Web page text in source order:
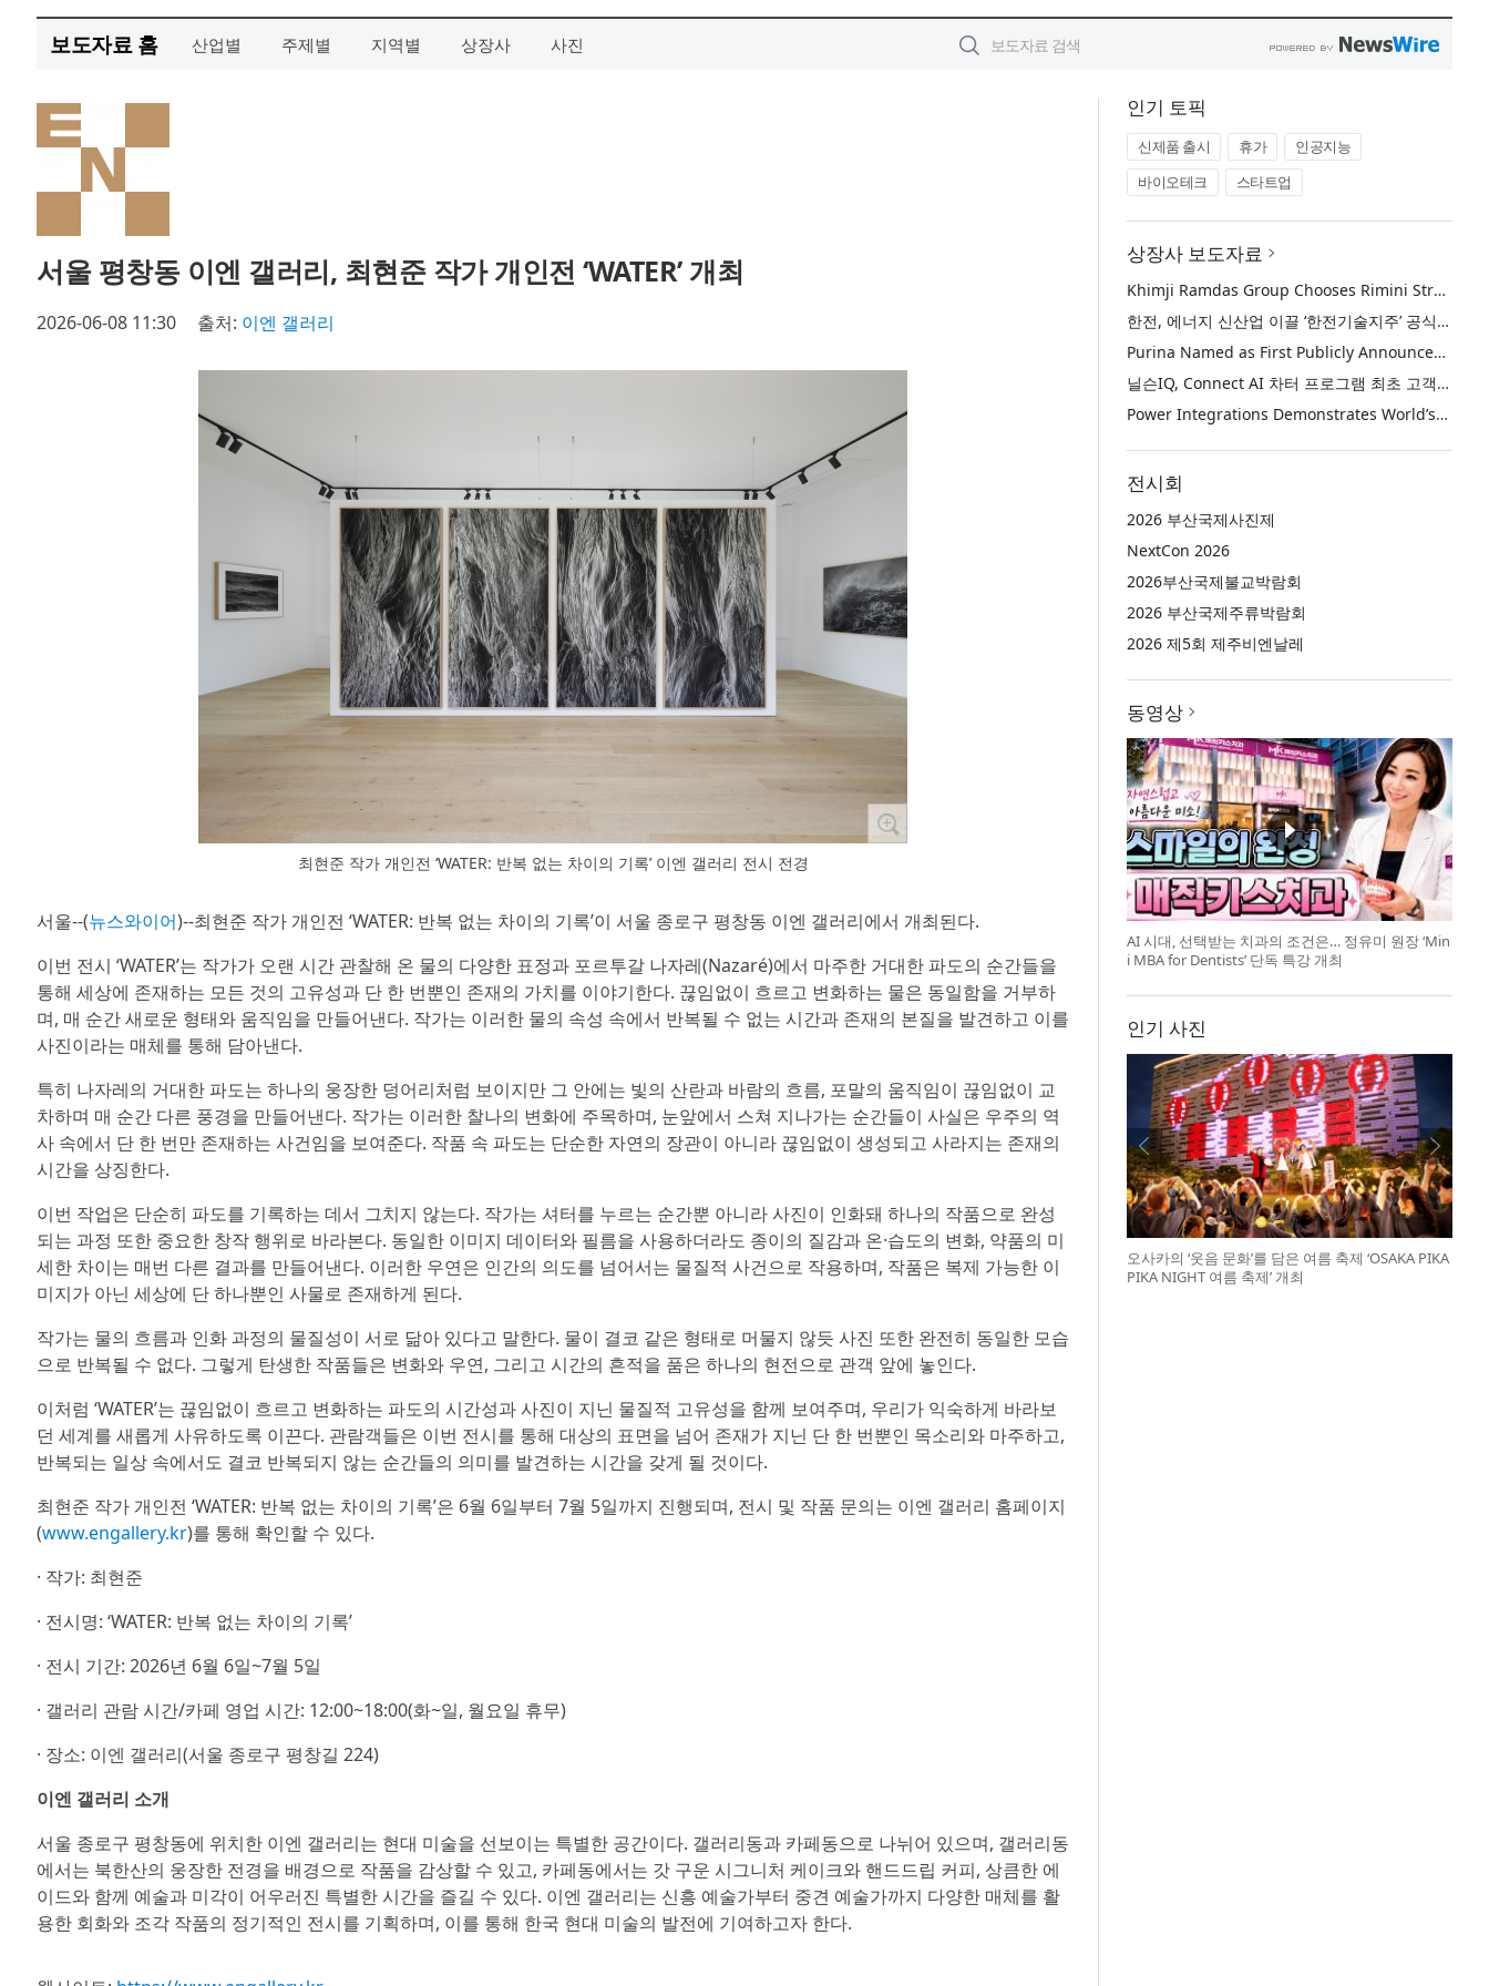
보도자료 홈 산업별 주제별 지역별 상장사 사진
서울 평창동 이엔 갤러리, 최현준 작가 개인전 ‘WATER’ 개최
2026-06-08 11:30 출처: 이엔 갤러리
최현준 작가 개인전 ‘WATER: 반복 없는 차이의 기록’ 이엔 갤러리 전시 전경
서울--(뉴스와이어)--최현준 작가 개인전 ‘WATER: 반복 없는 차이의 기록’이 서울 종로구 평창동 이엔 갤러리에서 개최된다.
이번 전시 ‘WATER’는 작가가 오랜 시간 관찰해 온 물의 다양한 표정과 포르투갈 나자레(Nazaré)에서 마주한 거대한 파도의 순간들을
통해 세상에 존재하는 모든 것의 고유성과 단 한 번뿐인 존재의 가치를 이야기한다. 끊임없이 흐르고 변화하는 물은 동일함을 거부하
며, 매 순간 새로운 형태와 움직임을 만들어낸다. 작가는 이러한 물의 속성 속에서 반복될 수 없는 시간과 존재의 본질을 발견하고 이를
사진이라는 매체를 통해 담아낸다.
특히 나자레의 거대한 파도는 하나의 웅장한 덩어리처럼 보이지만 그 안에는 빛의 산란과 바람의 흐름, 포말의 움직임이 끊임없이 교
차하며 매 순간 다른 풍경을 만들어낸다. 작가는 이러한 찰나의 변화에 주목하며, 눈앞에서 스쳐 지나가는 순간들이 사실은 우주의 역
사 속에서 단 한 번만 존재하는 사건임을 보여준다. 작품 속 파도는 단순한 자연의 장관이 아니라 끊임없이 생성되고 사라지는 존재의
시간을 상징한다.
이번 작업은 단순히 파도를 기록하는 데서 그치지 않는다. 작가는 셔터를 누르는 순간뿐 아니라 사진이 인화돼 하나의 작품으로 완성
되는 과정 또한 중요한 창작 행위로 바라본다. 동일한 이미지 데이터와 필름을 사용하더라도 종이의 질감과 온·습도의 변화, 약품의 미
세한 차이는 매번 다른 결과를 만들어낸다. 이러한 우연은 인간의 의도를 넘어서는 물질적 사건으로 작용하며, 작품은 복제 가능한 이
미지가 아닌 세상에 단 하나뿐인 사물로 존재하게 된다.
작가는 물의 흐름과 인화 과정의 물질성이 서로 닮아 있다고 말한다. 물이 결코 같은 형태로 머물지 않듯 사진 또한 완전히 동일한 모습
으로 반복될 수 없다. 그렇게 탄생한 작품들은 변화와 우연, 그리고 시간의 흔적을 품은 하나의 현전으로 관객 앞에 놓인다.
이처럼 ‘WATER’는 끊임없이 흐르고 변화하는 파도의 시간성과 사진이 지닌 물질적 고유성을 함께 보여주며, 우리가 익숙하게 바라보
던 세계를 새롭게 사유하도록 이끈다. 관람객들은 이번 전시를 통해 대상의 표면을 넘어 존재가 지닌 단 한 번뿐인 목소리와 마주하고,
반복되는 일상 속에서도 결코 반복되지 않는 순간들의 의미를 발견하는 시간을 갖게 될 것이다.
최현준 작가 개인전 ‘WATER: 반복 없는 차이의 기록’은 6월 6일부터 7월 5일까지 진행되며, 전시 및 작품 문의는 이엔 갤러리 홈페이지
(www.engallery.kr)를 통해 확인할 수 있다.
· 작가: 최현준
· 전시명: ‘WATER: 반복 없는 차이의 기록’
· 전시 기간: 2026년 6월 6일~7월 5일
· 갤러리 관람 시간/카페 영업 시간: 12:00~18:00(화~일, 월요일 휴무)
· 장소: 이엔 갤러리(서울 종로구 평창길 224)
이엔 갤러리 소개
서울 종로구 평창동에 위치한 이엔 갤러리는 현대 미술을 선보이는 특별한 공간이다. 갤러리동과 카페동으로 나뉘어 있으며, 갤러리동
에서는 북한산의 웅장한 전경을 배경으로 작품을 감상할 수 있고, 카페동에서는 갓 구운 시그니처 케이크와 핸드드립 커피, 상큼한 에
이드와 함께 예술과 미각이 어우러진 특별한 시간을 즐길 수 있다. 이엔 갤러리는 신흥 예술가부터 중견 예술가까지 다양한 매체를 활
용한 회화와 조각 작품의 정기적인 전시를 기획하며, 이를 통해 한국 현대 미술의 발전에 기여하고자 한다.
인기 토픽
신제품 출시 휴가
인공지능
바이오테크
스타트업
상장사 보도자료
Khimji Ramdas Group Chooses Rimini Street to Reduce SAP Support Costs, Protect 700+ Customizations and Reinvest Savings in Innovation
한전, 에너지 신산업 이끌 ‘한전기술지주’ 공식 출범
Purina Named as First Publicly Announced NIQ ConnectAI Charter Client
닐슨IQ, Connect AI 차터 프로그램 최초 고객사 ‘퓨리나’ 선정
Power Integrations Demonstrates World’s First 2200 V GaN Technology for Next-Era High-Voltage Power Systems
전시회
2026 부산국제사진제
NextCon 2026
2026부산국제불교박람회
2026 부산국제주류박람회
2026 제5회 제주비엔날레
동영상
AI 시대, 선택받는 치과의 조건은… 정유미 원장 ‘Min
i MBA for Dentists’ 단독 특강 개최
인기 사진
오사카의 ‘웃음 문화’를 담은 여름 축제 ‘OSAKA PIKA
PIKA NIGHT 여름 축제’ 개최